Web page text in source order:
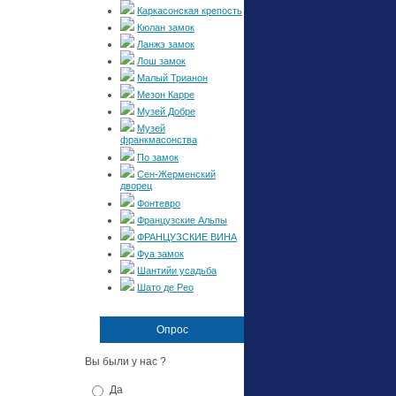
Каркасонская крепость
Кюлан замок
Ланжэ замок
Лош замок
Малый Трианон
Мезон Карре
Музей Добре
Музей
франкмасонства
По замок
Сен-Жерменский
дворец
Фонтевро
Французские Альпы
ФРАНЦУЗСКИЕ ВИНА
Фуа замок
Шантийи усадьба
Шато де Рео
Опрос
Вы были у нас ?
Да